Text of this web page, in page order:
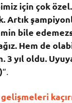
için çok
Artık
bile
Hem de
yıl oldu.
“.